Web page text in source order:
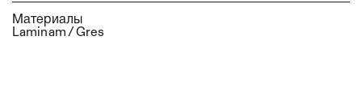
Sky Sail
Материалы
Laminam / Gres